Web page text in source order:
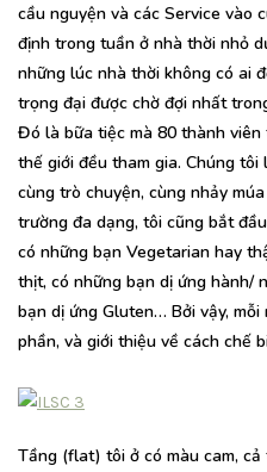
cầu nguyện và các Service vào
định trong tuần ở nhà thời nhỏ
những lúc nhà thời không có ai
trọng đại được chờ đợi nhất
Đó là bữa tiệc mà 80 thành
thế giới đều tham gia. Chúng
cùng trò chuyện, cùng nhảy
trường đa dạng, tôi cũng bắt
có những bạn Vegetarian hay
thịt, có những bạn dị ứng hành/
bạn dị ứng Gluten… Bởi vậy,
phần, và giới thiệu về cách chế
Tầng (flat) tôi ở có màu cam,